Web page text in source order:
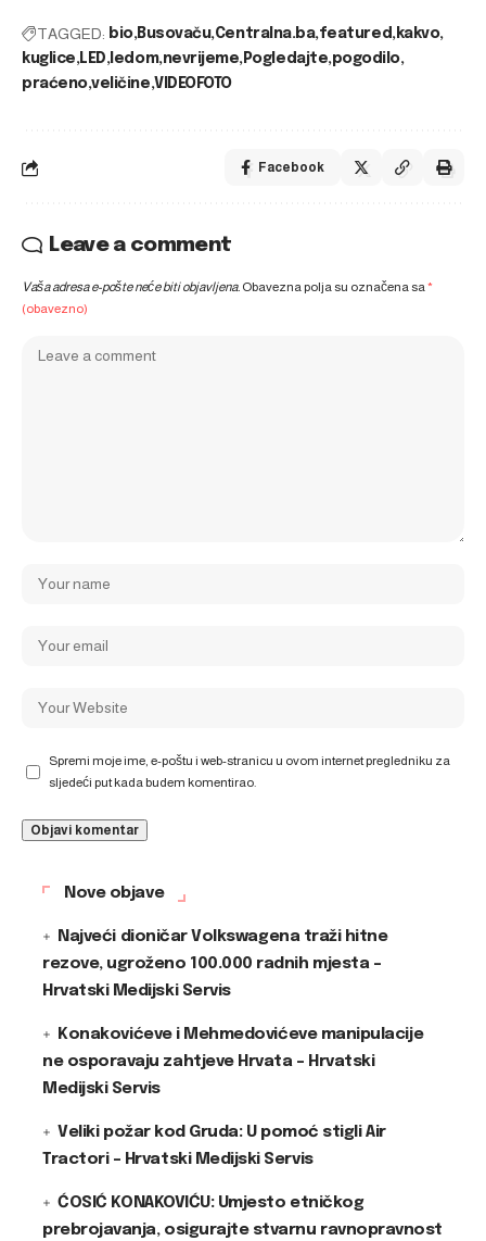
TAGGED: bio Busovaču Centralna.ba featured kakvo
kuglice LED ledom nevrijeme Pogledajte pogodilo
praćeno veličine VIDEOFOTO
Facebook
Leave a comment
Vaša adresa e-pošte neće biti objavljena. Obavezna polja su označena sa*
(obavezno)
Spremi moje ime, e-poštu i web-stranicu u ovom internet pregledniku za
sljedeći put kada budem komentirao.
Nove objave
Najveći dioničar Volkswagena traži hitne
rezove, ugroženo 100.000 radnih mjesta –
Hrvatski Medijski Servis
Konakovićeve i Mehmedovićeve manipulacije
ne osporavaju zahtjeve Hrvata – Hrvatski
Medijski Servis
Veliki požar kod Gruda: U pomoć stigli Air
Tractori – Hrvatski Medijski Servis
ĆOSIĆ KONAKOVIĆU: Umjesto etničkog
prebrojavanja, osigurajte stvarnu ravnopravnost